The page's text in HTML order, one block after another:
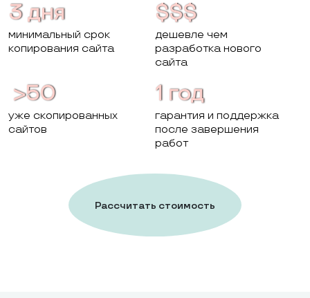
3 дня
минимальный срок
копирования сайта
$$$
дешевле чем
разработка нового
сайта
>50
уже скопированных
сайтов
1 год
гарантия и поддержка
после завершения
работ
Рассчитать стоимость